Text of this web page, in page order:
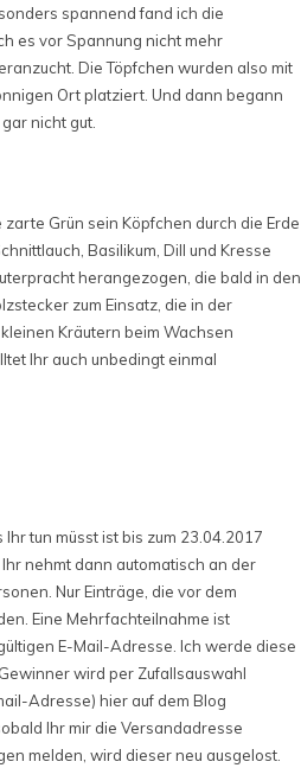
spannend fand ich die
es vor Spannung nicht mehr
Die Töpfchen wurden also mit
Ort platziert. Und dann begann
nicht gut.
Grün sein Köpfchen durch die Erde
Basilikum, Dill und Kresse
herangezogen, die bald in den
zum Einsatz, die in der
Kräutern beim Wachsen
Ihr auch unbedingt einmal
tun müsst ist bis zum 23.04.2017
nehmt dann automatisch an der
Nur Einträge, die vor dem
Eine Mehrfachteilnahme ist
E-Mail-Adresse. Ich werde diese
wird per Zufallsauswahl
Adresse) hier auf dem Blog
Ihr mir die Versandadresse
melden, wird dieser neu ausgelost.